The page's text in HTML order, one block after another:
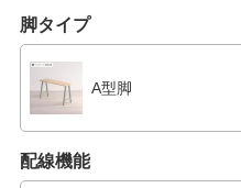
脚タイプ
A型脚
配線機能